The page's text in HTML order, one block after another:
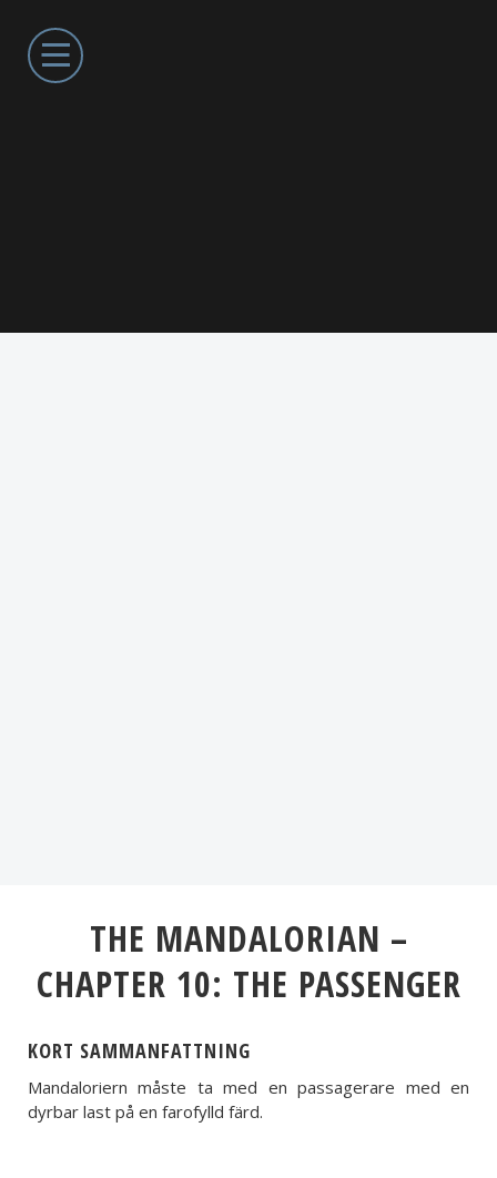
THE MANDALORIAN –
CHAPTER 10: THE PASSENGER
KORT SAMMANFATTNING
Mandaloriern måste ta med en passagerare med en
dyrbar last på en farofylld färd.